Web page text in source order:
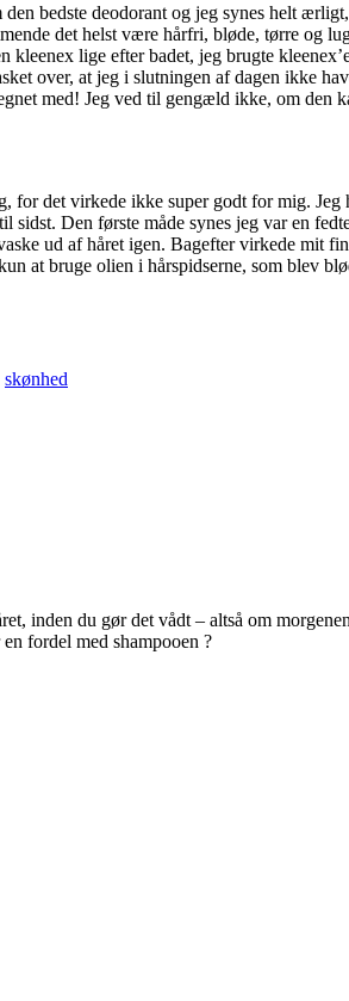
bedste deodorant og jeg synes helt
det helst være hårfri, bløde, tørre og
lige efter badet, jeg brugte
over, at jeg i slutningen af dagen ikke
med! Jeg ved til gengæld ikke, om den
for det virkede ikke super godt for mig.
sidst. Den første måde synes jeg var en
ud af håret igen. Bagefter virkede mit
at bruge olien i hårspidserne, som blev
skønhed
inden du gør det vådt – altså om
fordel med shampooen ?